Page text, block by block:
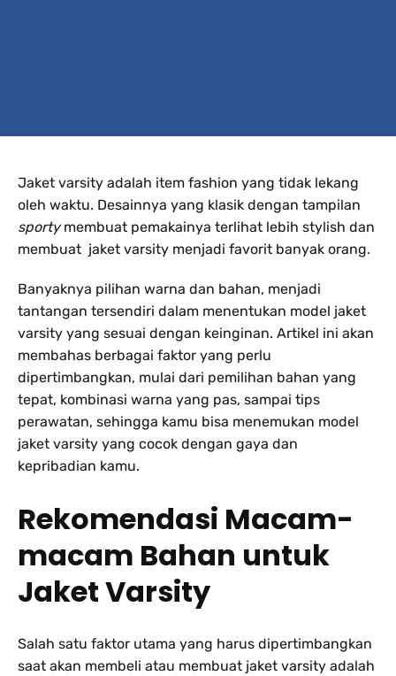
Jaket varsity adalah item fashion yang tidak lekang
oleh waktu. Desainnya yang klasik dengan tampilan
sportymembuat pemakainya terlihat lebih stylish dan
membuat jaket varsity menjadi favorit banyak orang.
Banyaknya pilihan warna dan bahan, menjadi
tantangan tersendiri dalam menentukan model jaket
varsity yang sesuai dengan keinginan. Artikel ini akan
membahas berbagai faktor yang perlu
dipertimbangkan, mulai dari pemilihan bahan yang
tepat, kombinasi warna yang pas, sampai tips
perawatan, sehingga kamu bisa menemukan model
jaket varsity yang cocok dengan gaya dan
kepribadian kamu.
Rekomendasi Macam-
macam Bahan untuk
Jaket Varsity
Salah satu faktor utama yang harus dipertimbangkan
saat akan membeli atau membuat jaket varsity adalah